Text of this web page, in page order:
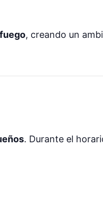
, creando un
. Durante el